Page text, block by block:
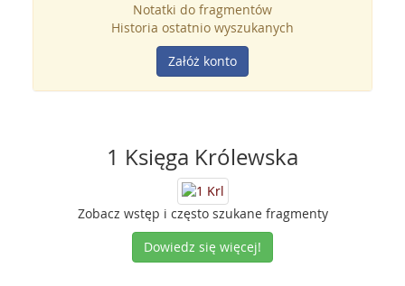
Notatki do fragmentów
Historia ostatnio wyszukanych
Załóż konto
1 Księga Królewska
Zobacz wstęp i często szukane fragmenty
Dowiedz się więcej!